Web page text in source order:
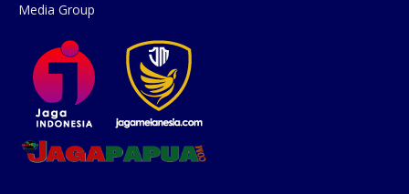
Media Group